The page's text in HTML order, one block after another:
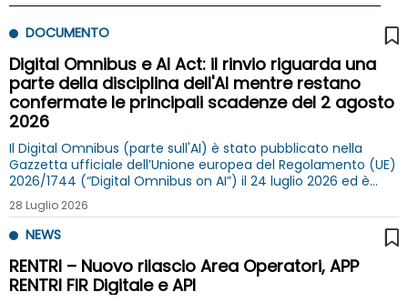
DOCUMENTO
Digital Omnibus e AI Act: il rinvio riguarda una
parte della disciplina dell'AI mentre restano
confermate le principali scadenze del 2 agosto
2026
Il Digital Omnibus (parte sull'AI) è stato pubblicato nella
Gazzetta ufficiale dell’Unione europea del Regolamento (UE)
2026/1744 (“Digital Omnibus on AI”) il 24 luglio 2026 ed è
entrato in vigore il 27 luglio 2026
28 Luglio 2026
NEWS
RENTRI – Nuovo rilascio Area Operatori, APP
RENTRI FIR Digitale e API